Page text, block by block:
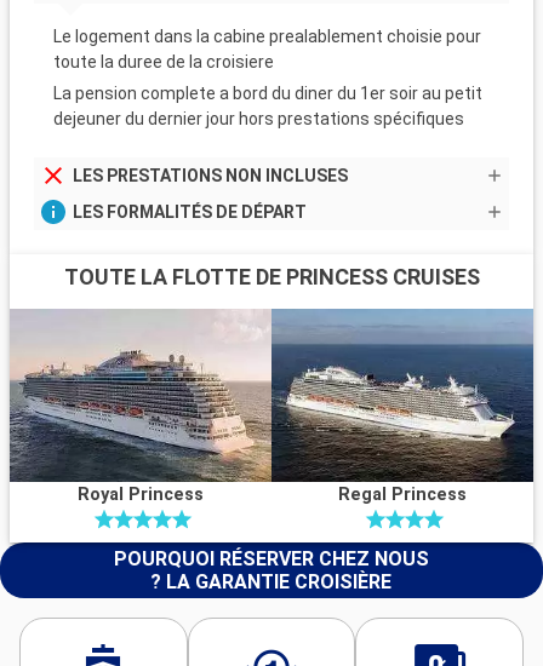
Le logement dans la cabine prealablement choisie pour
toute la duree de la croisiere
La pension complete a bord du diner du 1er soir au petit
dejeuner du dernier jour hors prestations spécifiques
LES PRESTATIONS NON INCLUSES
LES FORMALITÉS DE DÉPART
TOUTE LA FLOTTE DE PRINCESS CRUISES
Royal Princess Regal Princess
POURQUOI RÉSERVER CHEZ NOUS
? LA GARANTIE CROISIÈRE